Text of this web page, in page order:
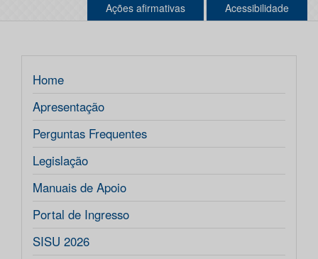
Ações afirmativas Acessibilidade
Home
Apresentação
Perguntas Frequentes
Legislação
Manuais de Apoio
Portal de Ingresso
SISU 2026